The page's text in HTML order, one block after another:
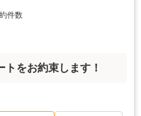
件数
をお約束します！